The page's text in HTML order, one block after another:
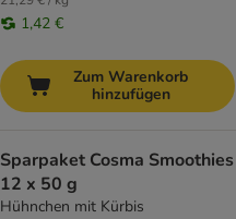
1,42 €
Zum Warenkorb
hinzufügen
Sparpaket Cosma Smoothies
12 x 50 g
Hühnchen mit Kürbis